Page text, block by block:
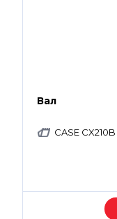
Вал
CASE CX210B